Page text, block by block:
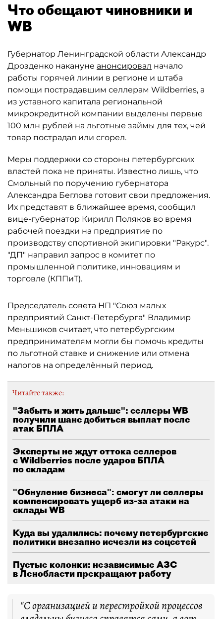
Что обещают чиновники и
WB
Губернатор Ленинградской области Александр
Дрозденко накануне анонсировал начало
работы горячей линии в регионе и штаба
помощи пострадавшим селлерам Wildberries, а
из уставного капитала региональной
микрокредитной компании выделены первые
100 млн рублей на льготные займы для тех, чей
товар пострадал или сгорел.
Меры поддержки со стороны петербургских
властей пока не приняты. Известно лишь, что
Смольный по поручению губернатора
Александра Беглова готовит свои предложения.
Их представят в ближайшее время, сообщил
вице-губернатор Кирилл Поляков во время
рабочей поездки на предприятие по
производству спортивной экипировки "Ракурс".
"ДП" направил запрос в комитет по
промышленной политике, инновациям и
торговле (КППиТ).
Председатель совета НП "Союз малых
предприятий Санкт-Петербурга" Владимир
Меньшиков считает, что петербургским
предпринимателям могли бы помочь кредиты
по льготной ставке и снижение или отмена
налогов на определённый период.
Читайте также:
"Забыть и жить дальше": селлеры WB
получили шанс добиться выплат после
атак БПЛА
Эксперты не ждут оттока селлеров
с Wildberries после ударов БПЛА
по складам
"Обнуление бизнеса": смогут ли селлеры
компенсировать ущерб из-за атаки на
склады WB
Куда вы удалились: почему петербургские
политики внезапно исчезли из соцсетей
Пустые колонки: независимые АЗС
в Ленобласти прекращают работу
"С организацией и перестройкой процессов